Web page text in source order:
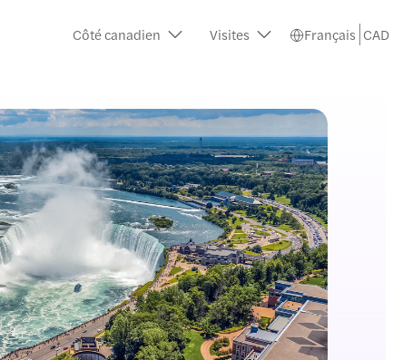
Côté canadien Visites Français CAD